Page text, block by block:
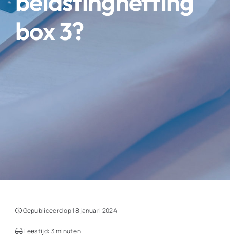
box 3?
Gepubliceerd op 18 januari 2024
Leestijd: 3 minuten